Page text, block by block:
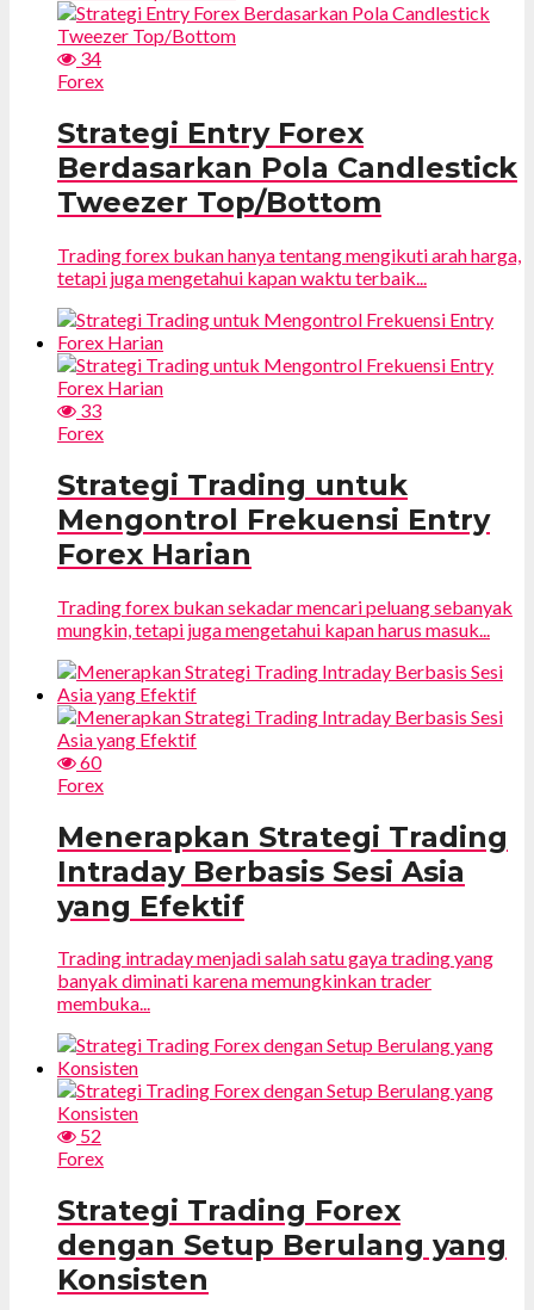
34
Forex
Strategi Entry Forex
Berdasarkan Pola Candlestick
Tweezer Top/Bottom
Trading forex bukan hanya tentang mengikuti arah harga,
tetapi juga mengetahui kapan waktu terbaik...
33
Forex
Strategi Trading untuk
Mengontrol Frekuensi Entry
Forex Harian
Trading forex bukan sekadar mencari peluang sebanyak
mungkin, tetapi juga mengetahui kapan harus masuk...
60
Forex
Menerapkan Strategi Trading
Intraday Berbasis Sesi Asia
yang Efektif
Trading intraday menjadi salah satu gaya trading yang
banyak diminati karena memungkinkan trader
membuka...
52
Forex
Strategi Trading Forex
dengan Setup Berulang yang
Konsisten